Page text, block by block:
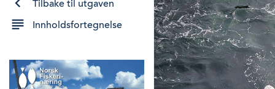
Tilbake til utgaven
Innholdsfortegnelse